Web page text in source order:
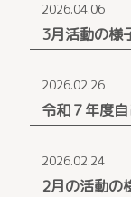
2026.04.06
3月活動の様
2026.02.26
令和７年度
2026.02.24
2月の活動